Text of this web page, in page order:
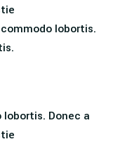
lobortis.
Donec a